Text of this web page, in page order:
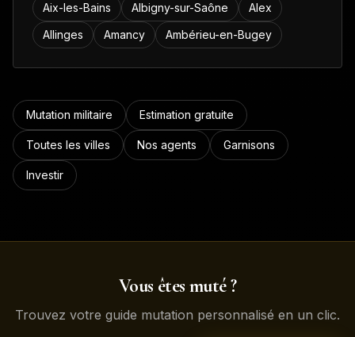
Aix-les-Bains Albigny-sur-Saône
Alex
Allinges
Amancy Ambérieu-en-Bugey
Mutation militaire Estimation gratuite
Toutes les villes Nos agents Garnisons
Investir
Vous êtes muté ?
Trouvez votre guide mutation personnalisé en un clic.